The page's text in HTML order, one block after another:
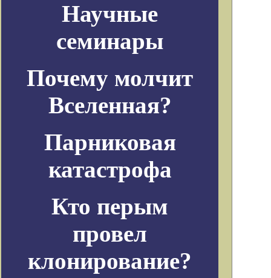
Научные
семинары
Почему молчит
Вселенная?
Парниковая
катастрофа
Кто перым
провел
клонирование?